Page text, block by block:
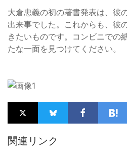
大倉忠義の初の著書発表は、彼
出来事でした。これからも、彼
きたいものです。コンビニでの
たな一面を見つけてください。
関連リンク